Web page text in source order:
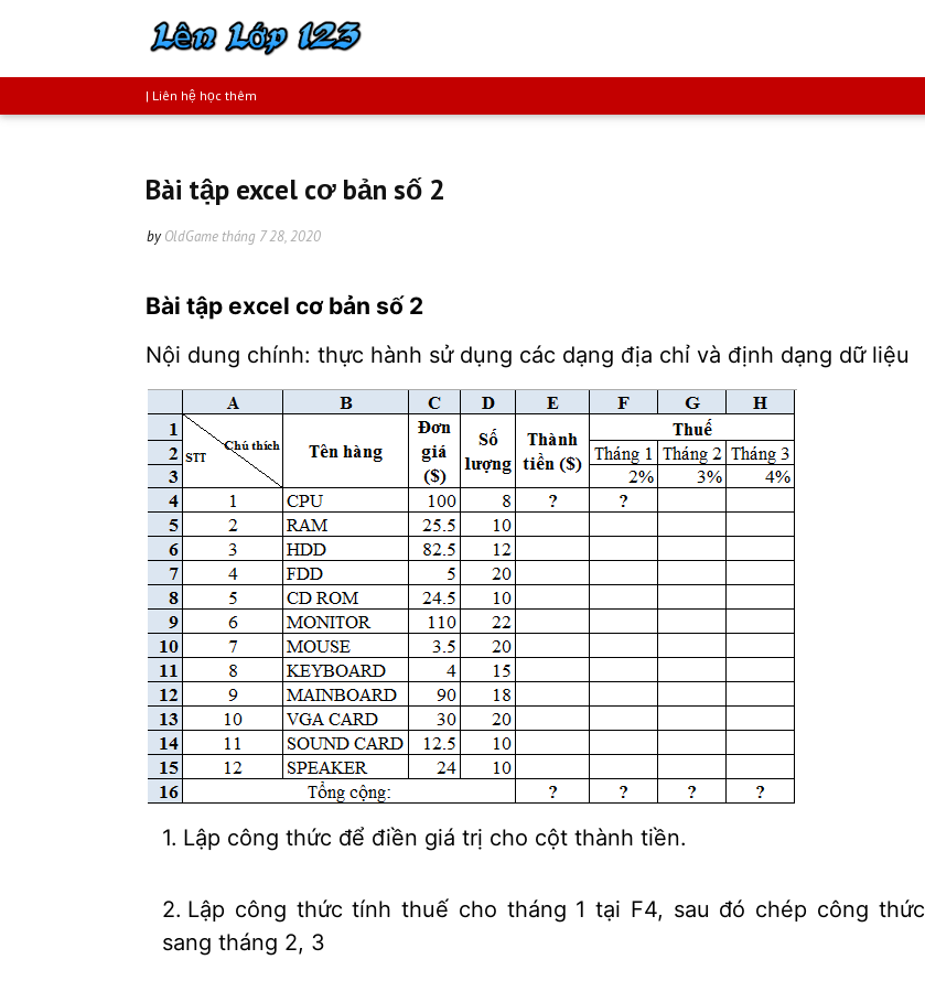
| Liên hệ học thêm
Bài tập excel cơ bản số 2
by OldGame tháng 7 28, 2020
Bài tập excel cơ bản số 2
Nội dung chính: thực hành sử dụng các dạng địa chỉ và định dạng dữ liệu
Lập công thức để điền giá trị cho cột thành tiền.
Lập công thức tính thuế cho tháng 1 tại F4, sau đó chép công thức
sang tháng 2, 3